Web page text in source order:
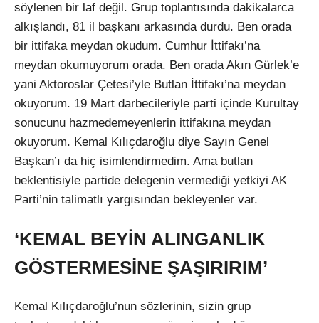
söylenen bir laf değil. Grup toplantısında dakikalarca
alkışlandı, 81 il başkanı arkasında durdu. Ben orada
bir ittifaka meydan okudum. Cumhur İttifakı’na
meydan okumuyorum orada. Ben orada Akın Gürlek’e
yani Aktoroslar Çetesi’yle Butlan İttifakı’na meydan
okuyorum. 19 Mart darbecileriyle parti içinde Kurultay
sonucunu hazmedemeyenlerin ittifakına meydan
okuyorum. Kemal Kılıçdaroğlu diye Sayın Genel
Başkan’ı da hiç isimlendirmedim. Ama butlan
beklentisiyle partide delegenin vermediği yetkiyi AK
Parti’nin talimatlı yargısından bekleyenler var.
‘KEMAL BEYİN ALINGANLIK
GÖSTERMESİNE ŞAŞIRIRIM’
Kemal Kılıçdaroğlu’nun sözlerinin, sizin grup